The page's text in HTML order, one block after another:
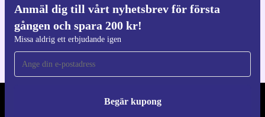
Anmäl dig till vårt nyhetsbrev för första
gången och spara 200 kr!
Missa aldrig ett erbjudande igen
Begär kupong
Ladda ner refurbed appen
För iOS och Android
REFURBED SVERIGE - RETHINK NEW.